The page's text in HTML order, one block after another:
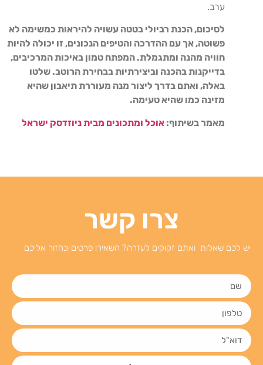
ערב.
לסיכום, הכנת רביולי בטטה עשויה להיראות כמשימה לא
פשוטה, אך עם ההדרכה והטיפים הנכונים, זו יכולה להיות
חוויה מהנה ומתגמלת. המפתח טמון באיכות המרכיבים,
בדייקנות בהכנה וביצירתיות בבחירת הרוטב. שלטו
באלה, ואתם בדרך ליצור מנה מעוררת תיאבון שהיא
מזינה כמו שהיא טעימה.
מאמר בשיתוף: אוכל ומתכונים מבית ניוזדסק ישראל
צרו קשר
יש לכם שאלות ואתם זקוקים לעזרה? השאירו פרטים ונחזור אליכם